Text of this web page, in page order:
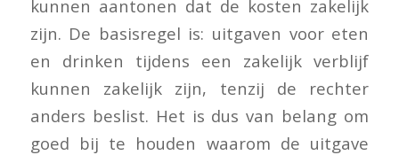
kunnen aantonen dat de kosten zakelijk
zijn. De basisregel is: uitgaven voor eten
en drinken tijdens een zakelijk verblijf
kunnen zakelijk zijn, tenzij de rechter
anders beslist. Het is dus van belang om
goed bij te houden waarom de uitgave